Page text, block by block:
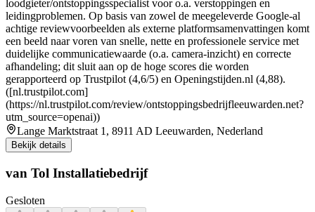
loodgieter/ontstoppingsspecialist voor o.a. verstoppingen en
leidingproblemen. Op basis van zowel de meegeleverde Google-al
achtige reviewvoorbeelden als externe platformsamenvattingen komt
een beeld naar voren van snelle, nette en professionele service met
duidelijke communicatiewaarde (o.a. camera-inzicht) en correcte
afhandeling; dit sluit aan op de hoge scores die worden
gerapporteerd op Trustpilot (4,6/5) en Openingstijden.nl (4,88).
([nl.trustpilot.com]
(https://nl.trustpilot.com/review/ontstoppingsbedrijfleeuwarden.net?
utm_source=openai))
Lange Marktstraat 1, 8911 AD Leeuwarden, Nederland
Bekijk details
van Tol Installatiebedrijf
Gesloten